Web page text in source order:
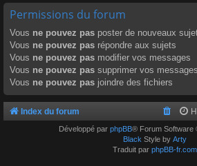
Permissions du forum
Vous ne pouvez pas poster de nouveaux
Vous ne pouvez pas répondre aux sujets
Vous ne pouvez pas modifier vos messages
Vous ne pouvez pas supprimer vos messages
Vous ne pouvez pas joindre des fichiers
Index du forum
Développé par phpBB® Forum Software
Black Style by Arty
Traduit par phpBB-fr.com